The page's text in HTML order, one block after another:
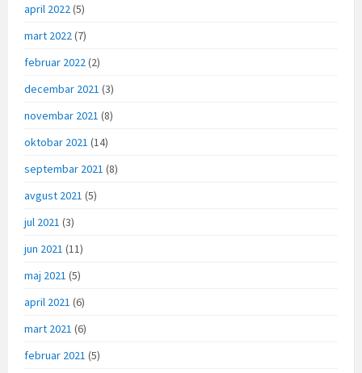
april 2022(5)
mart 2022(7)
februar 2022(2)
decembar 2021 (3)
novembar 2021 (8)
oktobar 2021 (14)
septembar 2021 (8)
avgust 2021 (5)
jul 2021 (3)
jun 2021 (11)
maj 2021 (5)
april 2021 (6)
mart 2021 (6)
februar 2021 (5)